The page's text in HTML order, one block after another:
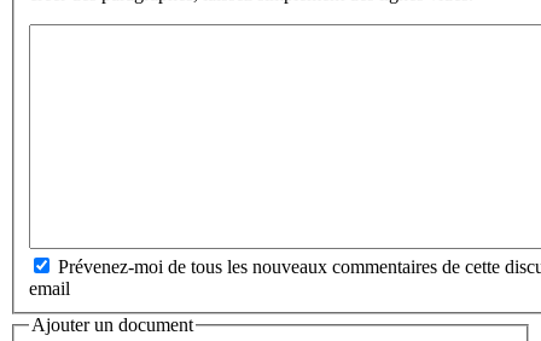
Prévenez-moi de tous les nouveaux commentaires de cette
email
Ajouter un document